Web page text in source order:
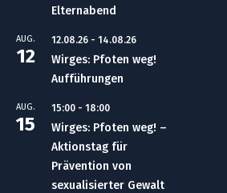
Elternabend
AUG.
12
12.08.26 -14.08.26
Wirges: Pfoten weg!
Aufführungen
AUG.
15
15:00 -18:00
Wirges: Pfoten weg! –
Aktionstag für
Prävention von
sexualisierter Gewalt